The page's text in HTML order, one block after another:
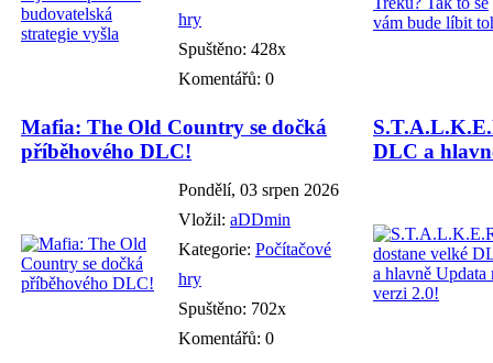
hry
Spuštěno: 428x
Komentářů: 0
Mafia: The Old Country se dočká
příběhového DLC!
Pondělí, 03 srpen 2026
Vložil: aDDmin
Kategorie: Počítačové
hry
Spuštěno: 702x
Komentářů: 0
DLC a